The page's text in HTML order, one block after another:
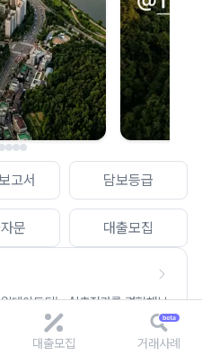
고서 담보등급
문 대출모집
데이트되는 AI추정가를 경험해보
대출모집 거래사례